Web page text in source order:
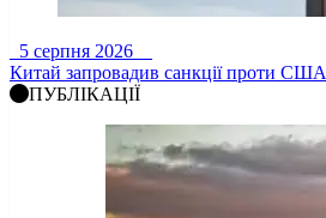
5 серпня 2026
Китай запровадив санкції проти США
ПУБЛІКАЦІЇ